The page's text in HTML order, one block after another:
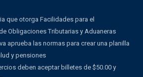
que otorga Facilidades para el
Obligaciones Tributarias y Aduaneras
aprueba las normas para crear una planilla
y pensiones
deben aceptar billetes de $50.00 y